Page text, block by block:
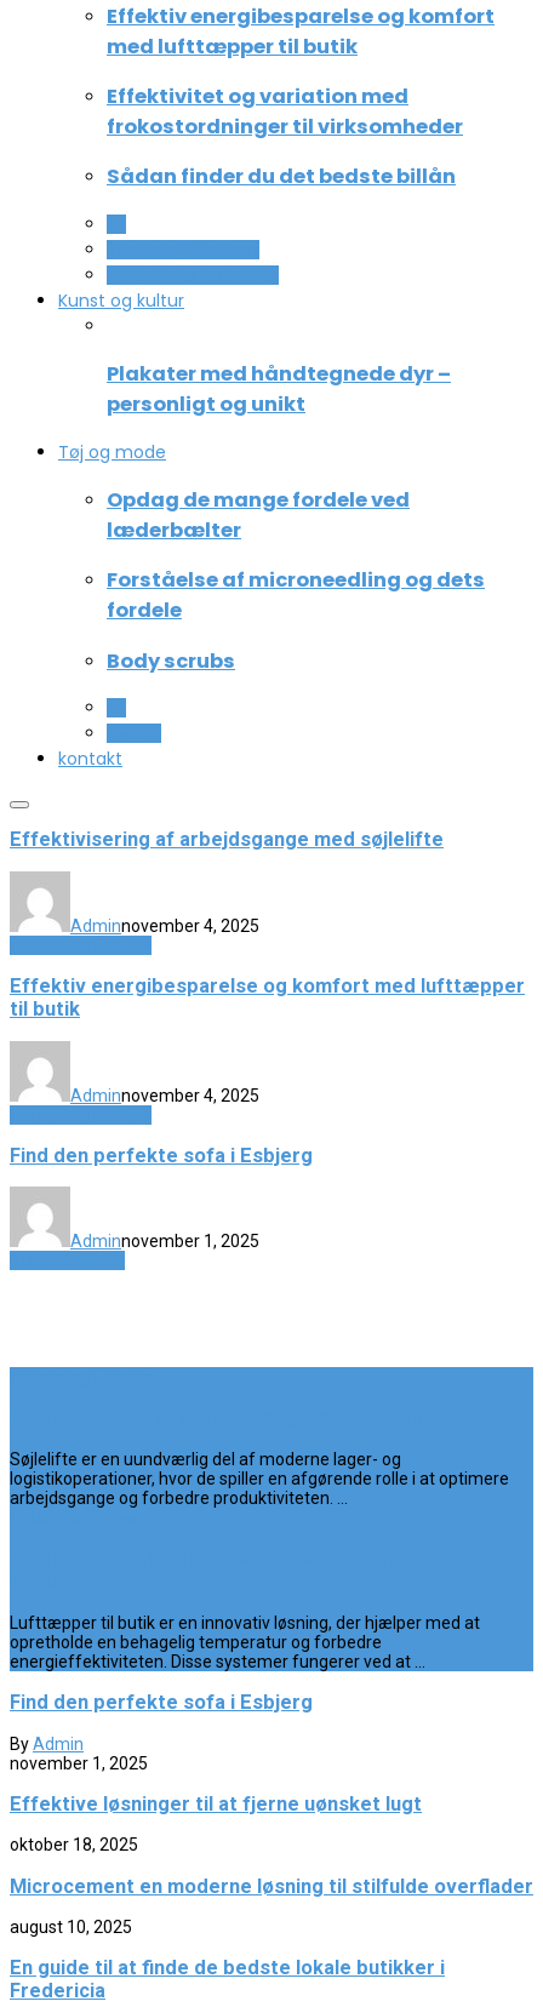
Effektiv energibesparelse og komfort
med lufttæpper til butik
Effektivitet og variation med
frokostordninger til virksomheder
Sådan finder du det bedste billån
Kunst og kultur
Plakater med håndtegnede dyr –
personligt og unikt
Tøj og mode
Opdag de mange fordele ved
læderbælter
Forståelse af microneedling og dets
fordele
Body scrubs
kontakt
Effektivisering af arbejdsgange med søjlelifte
Adminnovember 4, 2025
Effektiv energibesparelse og komfort med lufttæpper
til butik
Adminnovember 4, 2025
Find den perfekte sofa i Esbjerg
Adminnovember 1, 2025
Søjlelifte er en uundværlig del af moderne lager- og
logistikoperationer, hvor de spiller en afgørende rolle i at optimere
arbejdsgange og forbedre produktiviteten. ...
Lufttæpper til butik er en innovativ løsning, der hjælper med at
opretholde en behagelig temperatur og forbedre
energieffektiviteten. Disse systemer fungerer ved at ...
Find den perfekte sofa i Esbjerg
ByAdmin
november 1, 2025
Effektive løsninger til at fjerne uønsket lugt
oktober 18, 2025
Microcement en moderne løsning til stilfulde overflader
august 10, 2025
En guide til at finde de bedste lokale butikker i
Fredericia